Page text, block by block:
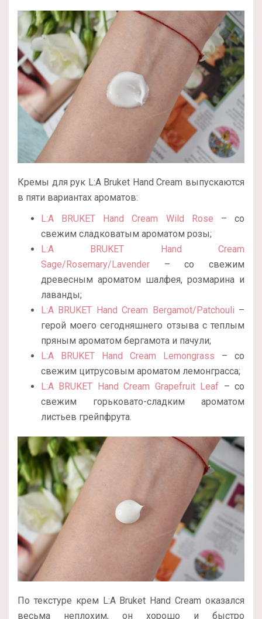
Кремы для рук L:A Bruket Hand Cream выпускаются
в пяти вариантах ароматов:
L:A BRUKET Hand Cream Wild Rose – со
свежим сладковатым ароматом розы;
L:A BRUKET Hand Cream
Sage/Rosemary/Lavender – со свежим
древесным ароматом шалфея, розмарина и
лаванды;
L:A BRUKET Hand Cream Bergamot/Patchouli –
герой моего сегодняшнего отзыва с теплым
пряным ароматом бергамота и пачули;
L:A BRUKET Hand Cream Lemongrass – со
свежим цитрусовым ароматом лемонграсса;
L:A BRUKET Hand Cream Grapefruit Leaf – со
свежим горьковато-сладким ароматом
листьев грейпфрута.
По текстуре крем L:A Bruket Hand Cream оказался
весьма неплохим, он хорошо и быстро